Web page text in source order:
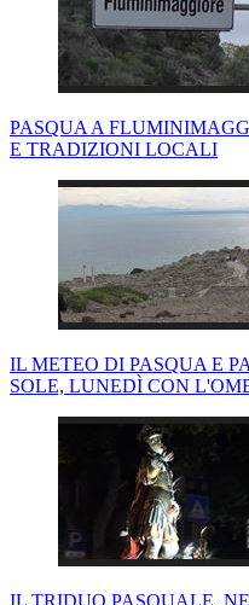
PASQUA A
E TRADIZIONI LOCALI
IL METEO DI PASQUA E
SOLE, LUNEDÌ CON